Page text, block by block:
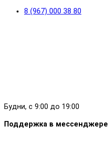
8 (967) 000 38 80
Будни, с 9:00 до 19:00
Поддержка в мессенджере